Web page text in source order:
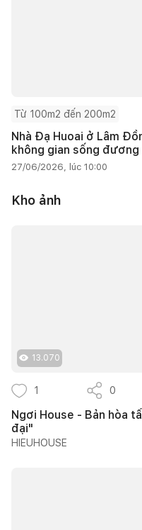
Từ 100m2 đến 200m2
Nhà Đạ Huoai ở Lâm
không gian sống đương
27/06/2026, lúc 10:00
Kho ảnh
13.070
1 0
Ngơi House - Bản hòa
đại"
HIEUHOUSE